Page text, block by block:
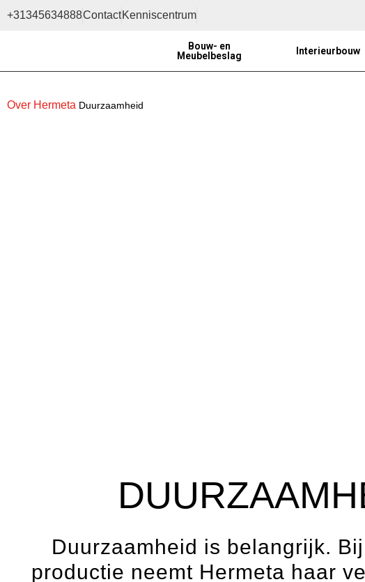
+31345634888ContactKenniscentrum
Bouw- en
Meubelbeslag
Interieurbouw
Over Hermeta Duurzaamheid
Duurzaamheid is belangrijk.
productie neemt Hermeta haar